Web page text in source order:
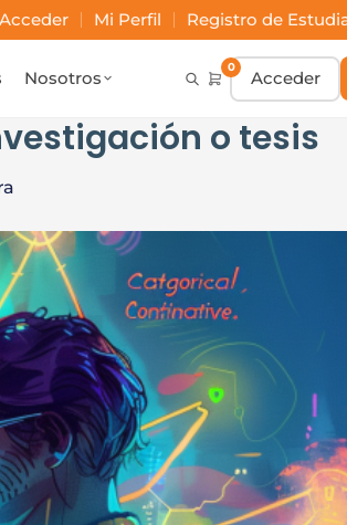
Acceder Mi Perfil Registro de
Nosotros
0
Acceder
o tesis